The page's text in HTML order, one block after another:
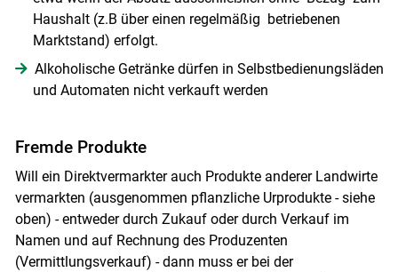
Haushalt (z.B über einen regelmäßig betriebenen
Marktstand) erfolgt.
Alkoholische Getränke dürfen in Selbstbedienungsläden
und Automaten nicht verkauft werden
Fremde Produkte
Will ein Direktvermarkter auch Produkte anderer Landwirte
vermarkten (ausgenommen pflanzliche Urprodukte - siehe
oben) - entweder durch Zukauf oder durch Verkauf im
Namen und auf Rechnung des Produzenten
(Vermittlungsverkauf) - dann muss er bei der